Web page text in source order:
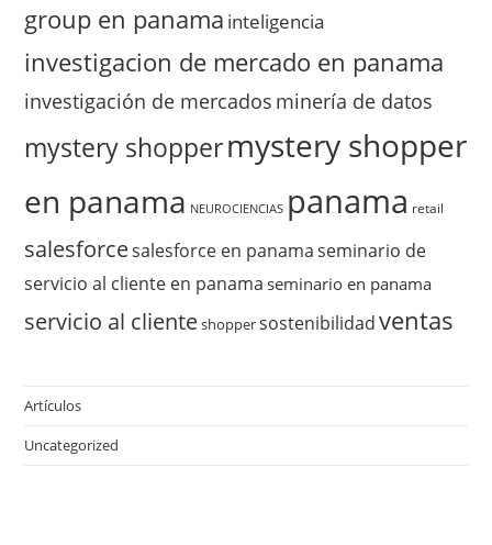
group en panama inteligencia
investigacion de mercado en panama
investigación de mercados minería de datos
mystery shoppermystery shopper
en panama NEUROCIENCIAS panama retail
salesforcesalesforce en panama seminario de
servicio al cliente en panama seminario en panama
servicio al clienteshoppersostenibilidad ventas
Artículos
Uncategorized